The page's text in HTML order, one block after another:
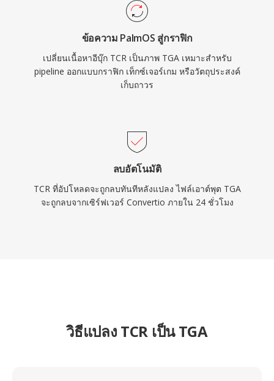
ข้อความ PalmOS สู่กราฟิก
เปลี่ยนเนื้อหาอีบุ๊ก TCR เป็นภาพ TGA เหมาะสำหรับ
pipeline ออกแบบกราฟิก เท็กซ์เจอร์เกม หรือวัตถุประสงค์
เก็บถาวร
ลบอัตโนมัติ
TCR ที่อัปโหลดจะถูกลบทันทีหลังแปลง ไฟล์เอาต์พุต TGA
จะถูกลบจากเซิร์ฟเวอร์ Convertio ภายใน 24 ชั่วโมง
วิธีแปลง TCR เป็น TGA